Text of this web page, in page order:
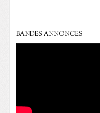
BANDES ANNONCES